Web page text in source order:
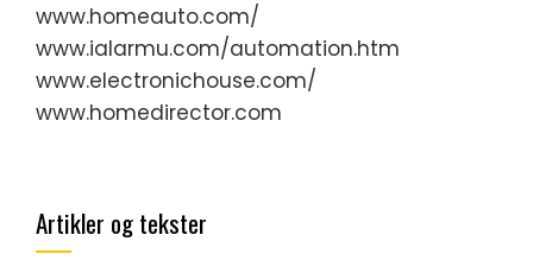
www.homeauto.com/
www.ialarmu.com/automation.htm
www.electronichouse.com/
www.homedirector.com
Artikler og tekster